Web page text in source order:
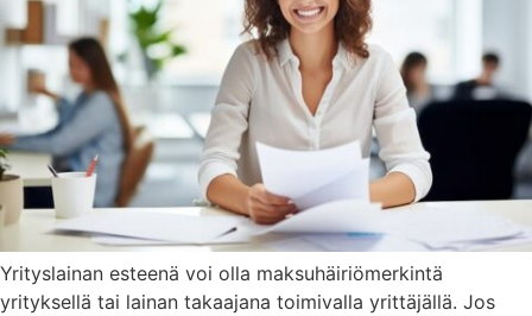
Yrityslainan esteenä voi olla maksuhäiriömerkintä
yrityksellä tai lainan takaajana toimivalla yrittäjällä. Jos